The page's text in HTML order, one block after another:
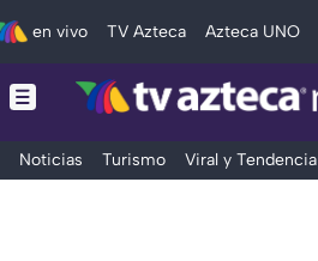
en vivo TV Azteca Azteca UNO
Noticias Turismo Viral y Tendencia